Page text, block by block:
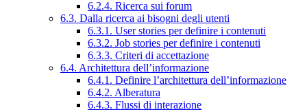
6.2.4. Ricerca sui forum
6.3. Dalla ricerca ai bisogni degli utenti
6.3.1. User stories per definire i contenuti
6.3.2. Job stories per definire i contenuti
6.3.3. Criteri di accettazione
6.4. Architettura dell’informazione
6.4.1. Definire l’architettura dell’informazione
6.4.2. Alberatura
6.4.3. Flussi di interazione